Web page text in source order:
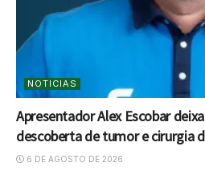
NOTICIAS
Apresentador Alex Escobar
descoberta de tumor e cirurgia
6 DE AGOSTO DE 2026